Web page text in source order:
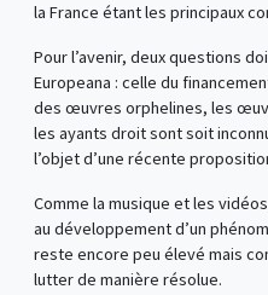
la France étant les principaux
Pour l’avenir, deux questions
Europeana : celle du
des œuvres orphelines, les
les ayants droit sont soit
l’objet d’une récente
Comme la musique et les
au développement d’un
reste encore peu élevé mais
lutter de manière résolue.